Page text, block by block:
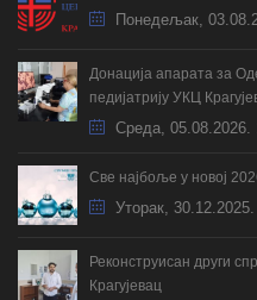
Понедељак,
Донација апарата за
педијатрију УКЦ
Cреда, 05.08.2026.
Све најбоље у новој
Уторак,
Реконструисан други
Крагујевац